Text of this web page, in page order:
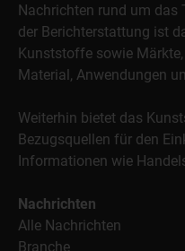
Nachrichten rund um das
der Berichterstattung ist
Kunststoffe sowie
Material, Anwendungen
Weiterhin bietet das
Bezugsquellen für den
Informationen wie
Nachrichten
Alle Nachrichten
Branche